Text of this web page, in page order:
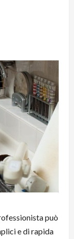
può
e di rapida